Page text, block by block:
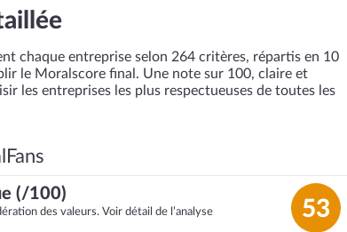
chaque entreprise selon 264 critères, répartis en 10
le Moralscore final. Une note sur 100, claire et
les entreprises les plus respectueuses de toutes les
(/100)
des valeurs. Voir détail de l’analyse
53